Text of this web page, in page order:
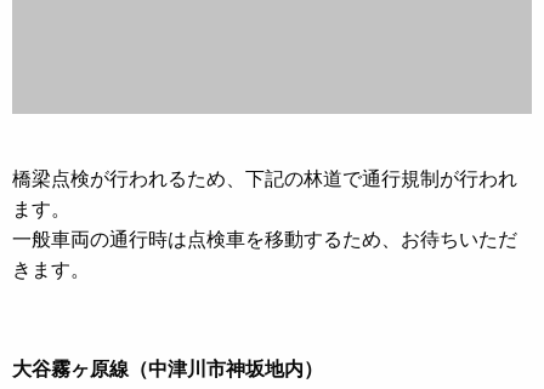
橋梁点検が行われるため、下記の林道で通行規制が行われ
ます。
一般車両の通行時は点検車を移動するため、お待ちいただ
きます。
大谷霧ヶ原線（中津川市神坂地内）